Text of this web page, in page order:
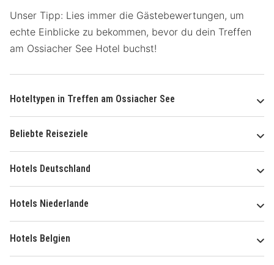
Unser Tipp: Lies immer die Gästebewertungen, um
echte Einblicke zu bekommen, bevor du dein Treffen
am Ossiacher See Hotel buchst!
Hoteltypen in Treffen am Ossiacher See
Beliebte Reiseziele
Hotels Deutschland
Hotels Niederlande
Hotels Belgien